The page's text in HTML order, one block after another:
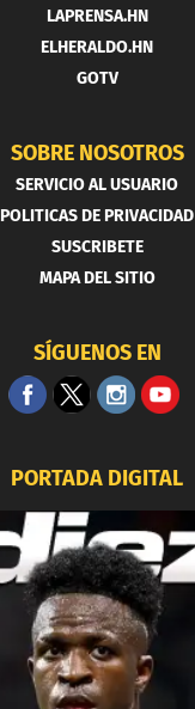
LAPRENSA.HN
ELHERALDO.HN
GOTV
SOBRE NOSOTROS
SERVICIO AL USUARIO
POLITICAS DE PRIVACIDAD
SUSCRIBETE
MAPA DEL SITIO
SÍGUENOS EN
PORTADA DIGITAL